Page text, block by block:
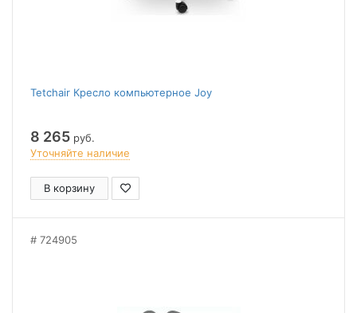
Tetchair Кресло компьютерное Joy
8 265 руб.
Уточняйте наличие
В корзину
724905